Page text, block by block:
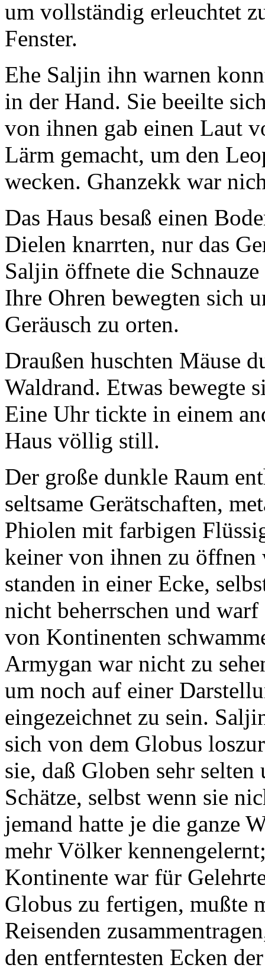
um vollständig erleuchtet
Fenster.
Ehe Saljin ihn warnen
in der Hand. Sie beeilte
von ihnen gab einen Laut
Lärm gemacht, um den
wecken. Ghanzekk war
Das Haus besaß einen
Dielen knarrten, nur das
Saljin öffnete die
Ihre Ohren bewegten sich
Geräusch zu orten.
Draußen huschten Mäuse
Waldrand. Etwas bewegte
Eine Uhr tickte in einem
Haus völlig still.
Der große dunkle Raum
seltsame Gerätschaften,
Phiolen mit farbigen
keiner von ihnen zu
standen in einer Ecke,
nicht beherrschen und
von Kontinenten
Armygan war nicht zu
um noch auf einer
eingezeichnet zu sein.
sich von dem Globus
sie, daß Globen sehr
Schätze, selbst wenn sie
jemand hatte je die ganze
mehr Völker
Kontinente war für
Globus zu fertigen, mußte
Reisenden
den entferntesten Ecken